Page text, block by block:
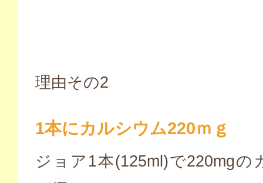
理由その2
1本にカルシウム220ｍｇ
ジョア1本(125ml)で220mgの